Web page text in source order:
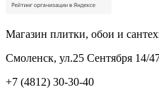
Магазин плитки, обои и
Смоленск, ул.25 Сентября 14/
+7 (4812) 30-30-40